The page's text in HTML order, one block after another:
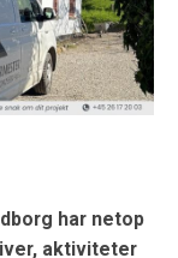
har netop
aktiviteter